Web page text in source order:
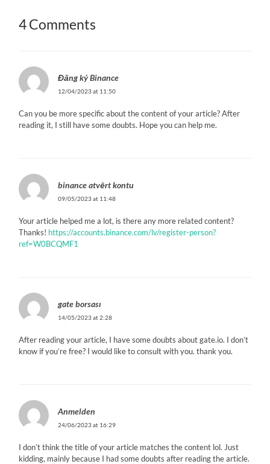
4 Comments
Đăng ký Binance
12/04/2023 at 11:50
Can you be more specific about the content of your article? After
reading it, I still have some doubts. Hope you can help me.
binance atvērt kontu
09/05/2023 at 11:48
Your article helped me a lot, is there any more related content?
Thanks! https://accounts.binance.com/lv/register-person?
ref=W0BCQMF1
gate borsası
14/05/2023 at 2:28
After reading your article, I have some doubts about gate.io. I don’t
know if you’re free? I would like to consult with you. thank you.
Anmelden
24/06/2023 at 16:29
I don’t think the title of your article matches the content lol. Just
kidding, mainly because I had some doubts after reading the article.